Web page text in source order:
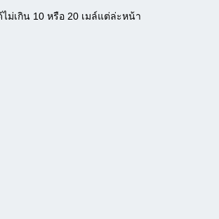
ม่เกิน 10 หรือ 20 เมล์แต่ล่ะหน้า